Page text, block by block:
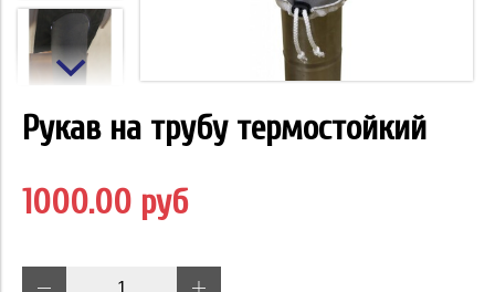
Рукав на трубу термостойкий
1000.00 руб